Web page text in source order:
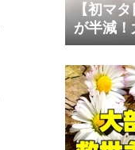
【初マタ
が半減！
な家族）